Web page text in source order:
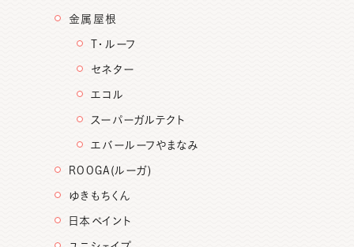
金属屋根
T・ルーフ
セネター
エコル
スーパーガルテクト
エバールーフやまなみ
ROOGA(ルーガ)
ゆきもちくん
日本ペイント